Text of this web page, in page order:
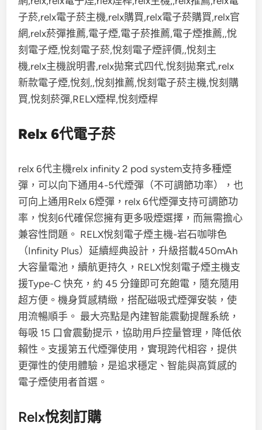
Relx 6代電子菸
relx 6代主機relx infinity 2 pod system支持多種煙
彈，可以向下通用4-5代煙彈（不可調節功率），也
可向上通用Relx 6煙彈，relx 6代煙彈支持可調節功
率，悅刻6代確保您擁有更多吸煙選擇，而無需擔心
兼容性問題。 RELX悅刻電子煙主機-岩石咖啡色
（Infinity Plus）延續經典設計，升級搭載450mAh
大容量電池，續航更持久，RELX悅刻電子煙主機支
援Type-C 快充，約 45 分鐘即可充飽電，隨充隨用
超方便。機身質感精緻，搭配磁吸式煙彈安裝，使
用流暢順手。 最大亮點是內建智能震動提醒系統，
每吸 15 口會震動提示，協助用戶控量管理，降低依
賴性。支援第五代煙彈使用，實現跨代相容，提供
更彈性的使用體驗，是追求穩定、智能與高質感的
電子煙使用者首選。
Relx悅刻訂購